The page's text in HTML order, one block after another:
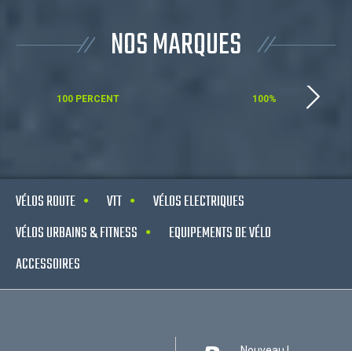
NOS MARQUES
100 PERCENT 100%
VÉLOS ROUTE VTT
VÉLOS ELECTRIQUES
VÉLOS URBAINS & FITNESS
EQUIPEMENTS DE VÉLO
ACCESSOIRES